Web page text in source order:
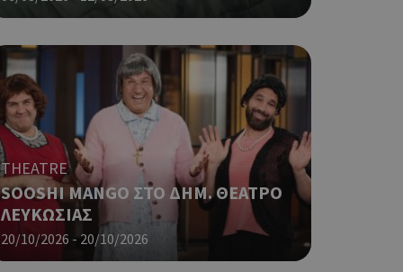
THEATRE
SOOSHI MANGO ΣΤΟ ΔΗΜ. ΘΕΑΤΡΟ
ΛΕΥΚΩΣΙΑΣ
20/10/2026 - 20/10/2026
για ένα
είναι
ο
ένα καλό
σελίδων.
Google
δηλαδή να